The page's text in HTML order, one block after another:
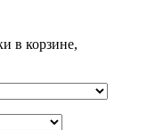
в корзине,